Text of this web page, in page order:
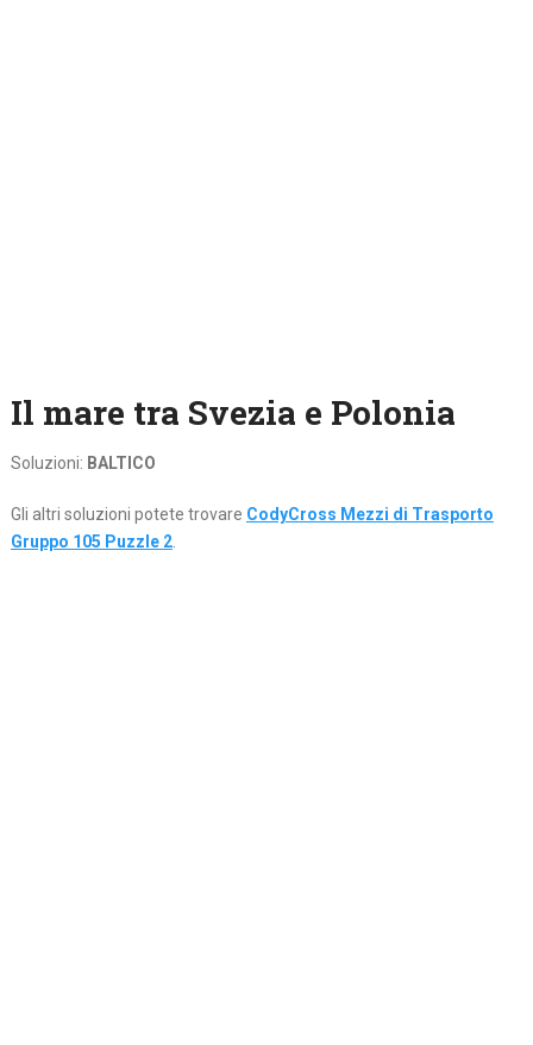
Il mare tra Svezia e Polonia
Soluzioni: BALTICO
Gli altri soluzioni potete trovare CodyCross Mezzi di Trasporto
Gruppo 105 Puzzle 2.